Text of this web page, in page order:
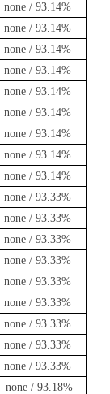
none / 93.14%
none / 93.14%
none / 93.14%
none / 93.14%
none / 93.14%
none / 93.14%
none / 93.14%
none / 93.14%
none / 93.14%
none / 93.33%
none / 93.33%
none / 93.33%
none / 93.33%
none / 93.33%
none / 93.33%
none / 93.33%
none / 93.33%
none / 93.33%
none / 93.18%